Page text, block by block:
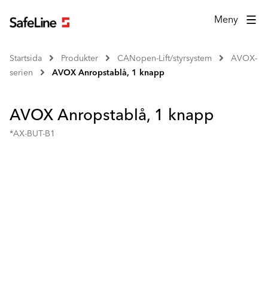
Meny
Startsida Produkter CANopen-Lift/styrsystem
AVOX-
serien
AVOX Anropstablå, 1 knapp
AVOX Anropstablå, 1 knapp
*AX-BUT-B1